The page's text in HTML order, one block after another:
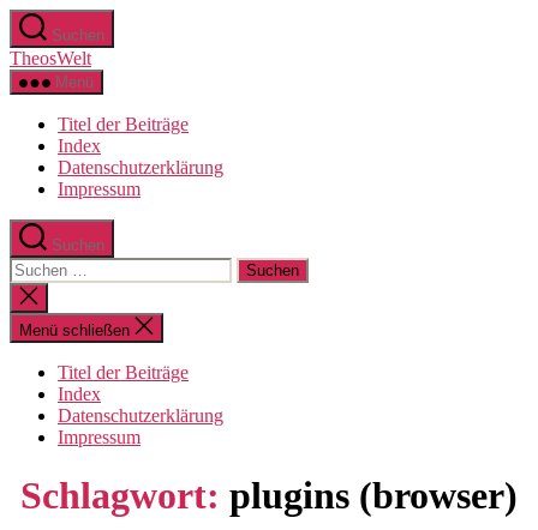
Zum
Inhalt
springen
Suchen
TheosWelt
Menü
Titel der Beiträge
Index
Datenschutzerklärung
Impressum
Suchen
Suchen
nach:
Suche
schließen
Menü schließen
Titel der Beiträge
Index
Datenschutzerklärung
Impressum
Schlagwort: plugins (browser)